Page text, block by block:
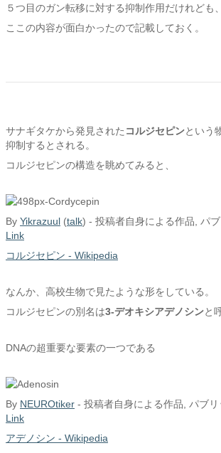
５つ目のガン転移に対する抑制作用だけれども、
ここの内容が面白かったので記載しておく。
サナギタケから発見された コルジセピンという
抑制するとされる。
コルジセピンの構造を眺めてみると、
By Yikrazuul (talk) - 投稿者自身による作品 , パ
Link
コルジセピン - Wikipedia
なんか、高校生物で見たような形をしている。
コルジセピンの別名は3-デオキシアデノシンと
DNAの超重要な要素の一つである
By NEUROtiker - 投稿者自身による作品 , パブ
Link
アデノシン - Wikipedia